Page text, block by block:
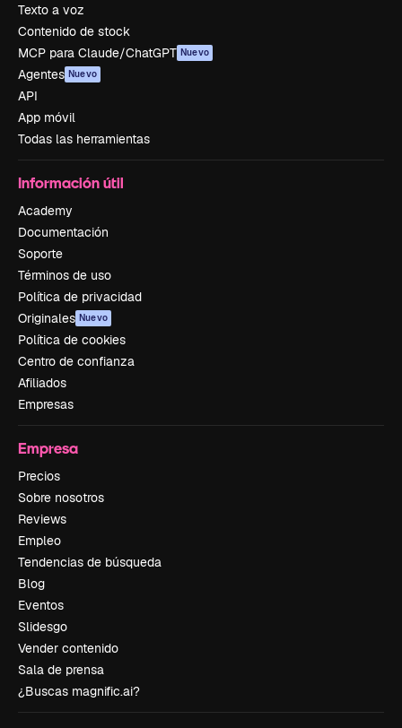
Texto a voz
Contenido de stock
MCP para Claude/ChatGPT Nuevo
Agentes Nuevo
API
App móvil
Todas las herramientas
Información útil
Academy
Documentación
Soporte
Términos de uso
Política de privacidad
Originales Nuevo
Política de cookies
Centro de confianza
Afiliados
Empresas
Empresa
Precios
Sobre nosotros
Reviews
Empleo
Tendencias de búsqueda
Blog
Eventos
Slidesgo
Vender contenido
Sala de prensa
¿Buscas magnific.ai?